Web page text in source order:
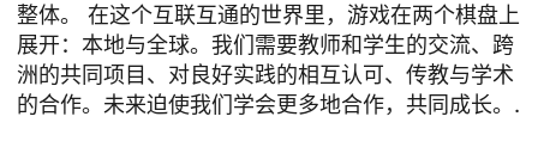
整体。 在这个互联互通的世界里，游戏在两个棋盘上
展开：本地与全球。我们需要教师和学生的交流、跨
洲的共同项目、对良好实践的相互认可、传教与学术
的合作。未来迫使我们学会更多地合作，共同成长。.